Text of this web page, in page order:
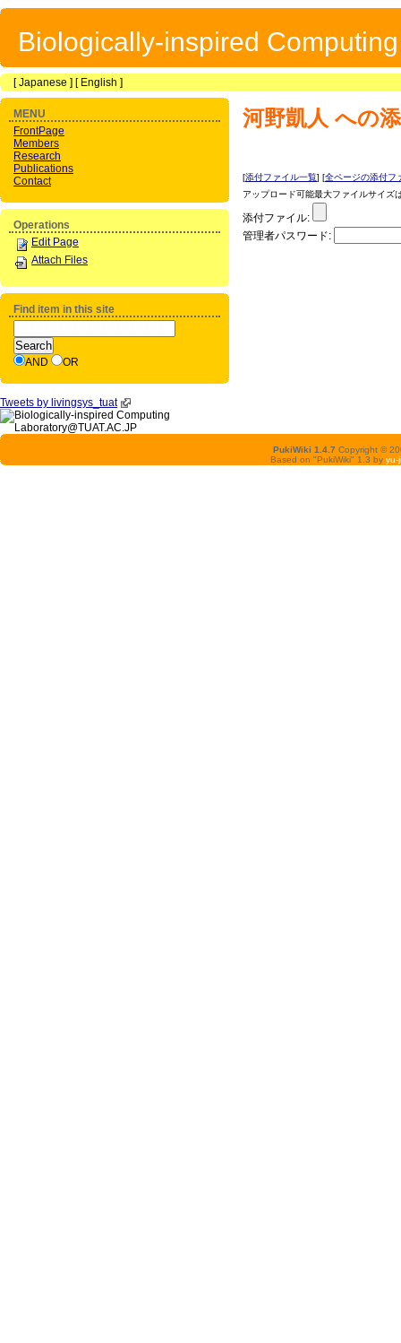
Biologically-inspired
[Japanese ] [ English ]
河野凱人 への
[添付ファイル一覧] [全ページの添付フ
アップロード可能最大ファイルサイズ
添付ファイル:
管理者パスワード:
MENU
FrontPage
Members
Research
Publications
Contact
Operations
Edit Page
Attach Files
Find item in this site
AND OR
Tweets by livingsys_tuat
PukiWiki 1.4.7 Copyright ©
Based on "PukiWiki" 1.3 by yu-ji